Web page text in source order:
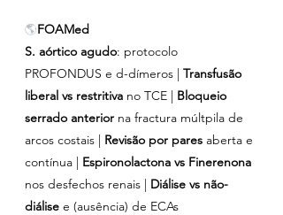
🌎FOAMed
S. aórtico agudo: protocolo
PROFONDUS e d-dímeros | Transfusão
liberal vs restritiva no TCE | Bloqueio
serrado anterior na fractura múltpila de
arcos costais | Revisão por pares aberta e
contínua | Espironolactona vs Finerenona
nos desfechos renais | Diálise vs não-
diálise e (ausência) de ECAs